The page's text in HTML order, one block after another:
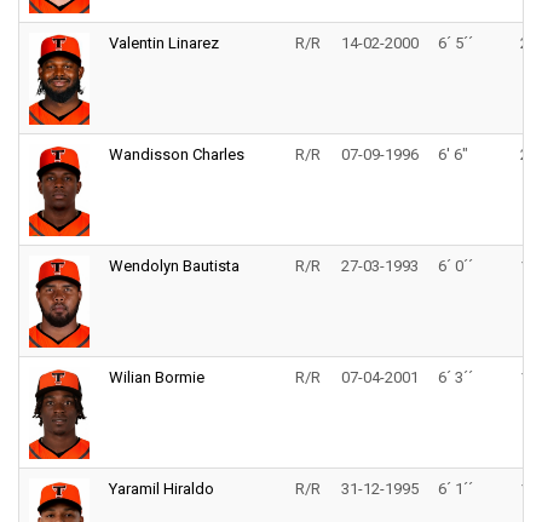
Valentin Linarez R/R 14-02-2000 6´ 5´´
Wandisson Charles R/R 07-09-1996 6' 6"
Wendolyn Bautista R/R 27-03-1993 6´ 0´´
Wilian Bormie R/R 07-04-2001 6´ 3´´
Yaramil Hiraldo R/R 31-12-1995 6´ 1´´